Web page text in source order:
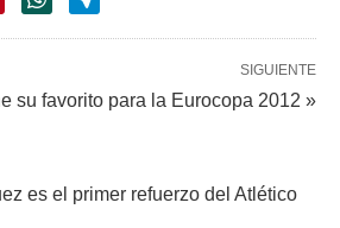
SIGUIENTE
su favorito para la Eurocopa 2012 »
es el primer refuerzo del Atlético